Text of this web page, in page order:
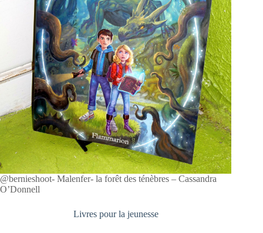
@bernieshoot- Malenfer- la forêt des ténèbres – Cassandra
O’Donnell
Livres pour la jeunesse